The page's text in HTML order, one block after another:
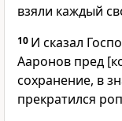
взяли каждый
10 И сказал
Ааронов пред
сохранение, в
прекратился